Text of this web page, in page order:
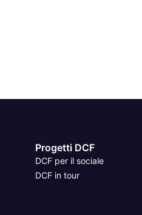
Progetti DCF
DCF per il sociale
DCF in tour